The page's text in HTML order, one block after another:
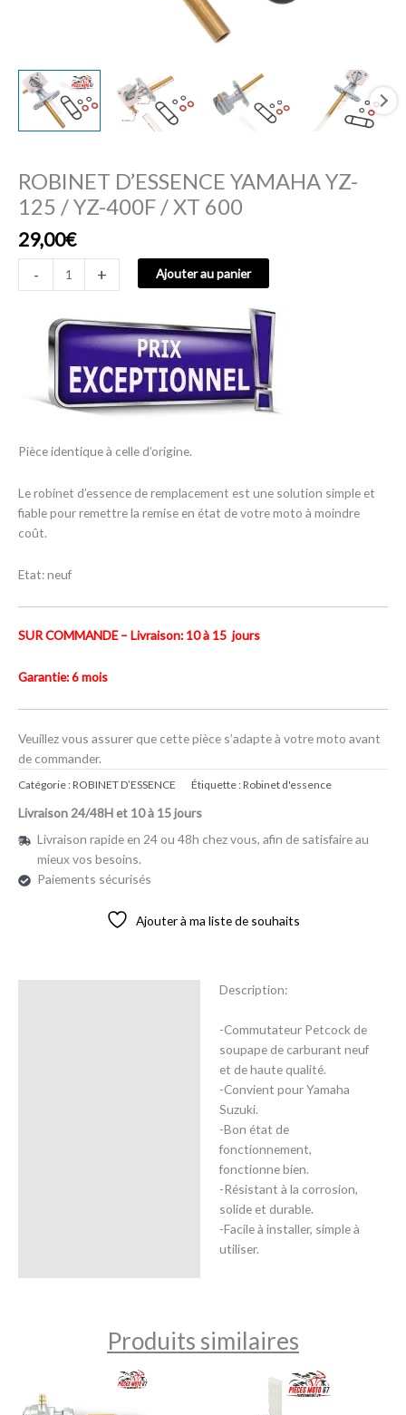
ROBINET D’ESSENCE YAMAHA YZ-
125 / YZ-400F / XT 600
29,00€
- + Ajouter au panier
Pièce identique à celle d’origine.
Le robinet d’essence de remplacement est une solution simple et
fiable pour remettre la remise en état de votre moto à moindre
coût.
Etat: neuf
SUR COMMANDE – Livraison: 10 à 15 jours
Garantie: 6 mois
Veuillez vous assurer que cette pièce s’adapte à votre moto avant
de commander.
Catégorie :ROBINET D’ESSENCE Étiquette :Robinet d'essence
Livraison 24/48H et 10 à 15 jours
Livraison rapide en 24 ou 48h chez vous, afin de satisfaire au
mieux vos besoins.
Paiements sécurisés
Ajouter à ma liste de souhaits
Description:
-Commutateur Petcock de
soupape de carburant neuf
et de haute qualité.
-Convient pour Yamaha
Suzuki.
-Bon état de
fonctionnement,
fonctionne bien.
-Résistant à la corrosion,
solide et durable.
-Facile à installer, simple à
utiliser.
Produits similaires